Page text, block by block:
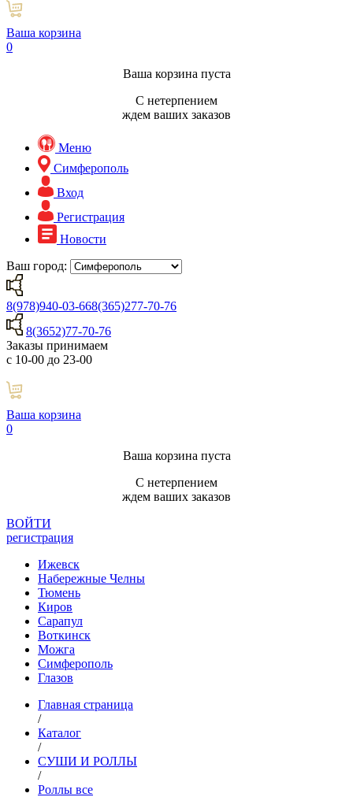
Ваша корзина
0
Ваша корзина пуста
С нетерпением
ждем ваших заказов
Меню
Симферополь
Вход
Регистрация
Новости
Ваш город:
8(978)940-03-668(365)277-70-76
8(3652)77-70-76
Заказы принимаем
с 10-00 до 23-00
Ваша корзина
0
Ваша корзина пуста
С нетерпением
ждем ваших заказов
ВОЙТИ
регистрация
Ижевск
Набережные Челны
Тюмень
Киров
Сарапул
Воткинск
Можга
Симферополь
Глазов
Главная страница
/
Каталог
/
СУШИ И РОЛЛЫ
/
Роллы все